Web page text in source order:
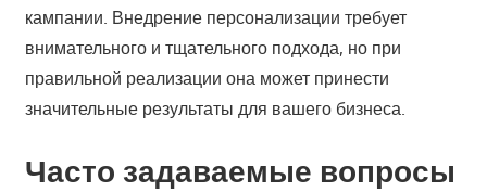
кампании. Внедрение персонализации требует
внимательного и тщательного подхода, но при
правильной реализации она может принести
значительные результаты для вашего бизнеса.
Часто задаваемые вопросы